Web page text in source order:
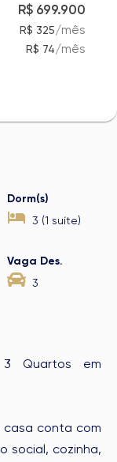
R$ 699.900
R$ 325/mês
R$ 74/mês
Dorm(s)
3 (1 suíte)
Vaga Des.
3
Quartos em
casa conta com
social, cozinha,